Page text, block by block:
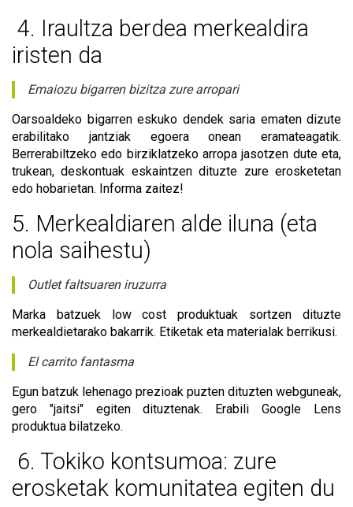
4. Iraultza berdea merkealdira
iristen da
Emaiozu bigarren bizitza zure arropari
Oarsoaldeko bigarren eskuko dendek saria ematen dizute
erabilitako jantziak egoera onean eramateagatik.
Berrerabiltzeko edo birziklatzeko arropa jasotzen dute eta,
trukean, deskontuak eskaintzen dituzte zure erosketetan
edo hobarietan. Informa zaitez!
5. Merkealdiaren alde iluna (eta
nola saihestu)
Outlet faltsuaren iruzurra
Marka batzuek low cost produktuak sortzen dituzte
merkealdietarako bakarrik. Etiketak eta materialak berrikusi.
El carrito fantasma
Egun batzuk lehenago prezioak puzten dituzten webguneak,
gero "jaitsi" egiten dituztenak. Erabili Google Lens
produktua bilatzeko.
6. Tokiko kontsumoa: zure
erosketak komunitatea egiten du